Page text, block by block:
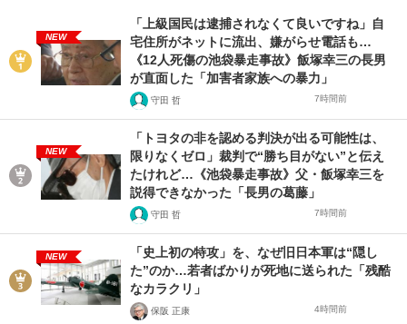
NEW
「上級国民は逮捕されなくて良いですね」自
宅住所がネットに流出、嫌がらせ電話も…
《12人死傷の池袋暴走事故》飯塚幸三の長男
が直面した「加害者家族への暴力」
守田 哲 7時間前
NEW
「トヨタの非を認める判決が出る可能性は、
限りなくゼロ」裁判で“勝ち目がない”と伝え
たけれど…《池袋暴走事故》父・飯塚幸三を
説得できなかった「長男の葛藤」
守田 哲 7時間前
NEW
「史上初の特攻」を、なぜ旧日本軍は“隠し
た”のか…若者ばかりが死地に送られた「残酷
なカラクリ」
保阪 正康 4時間前